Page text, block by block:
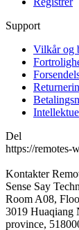
Support
Vilkår og
Del
https://remotes-
Kontakter
Sense Say
Room A08,
3019 Huaqiang
province,